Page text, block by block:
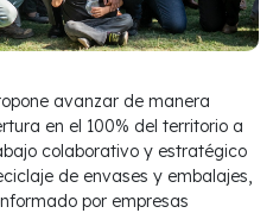
avanzar de manera
en el 100% del territorio a
colaborativo y estratégico
de envases y embalajes,
por empresas